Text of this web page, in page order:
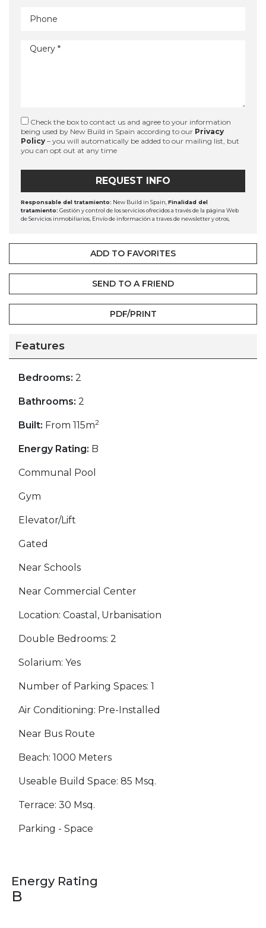
Check the box to contact us and agree to your information
being used by New Build in Spain according to our Privacy
Policy – you will automatically be added to our mailing list, but
you can opt out at any time
REQUEST INFO
Responsable del tratamiento: New Build in Spain, Finalidad del
tratamiento: Gestión y control de los servicios ofrecidos a través de la página Web
de Servicios inmobiliarios, Envío de información a traves de newsletter y otros,
rectificar y suprimir los datos, solicitar la portabilidad de los mismos, oponerse
altratamiento y solicitar la limitación de éste,Procedencia de los datos:
ADD TO FAVORITES
SEND TO A FRIEND
PDF/PRINT
Features
Bedrooms: 2
Bathrooms: 2
Built: From 115m2
Energy Rating: B
Communal Pool
Gym
Elevator/Lift
Gated
Near Schools
Near Commercial Center
Location: Coastal, Urbanisation
Double Bedrooms: 2
Solarium: Yes
Number of Parking Spaces: 1
Air Conditioning: Pre-Installed
Near Bus Route
Beach: 1000 Meters
Useable Build Space: 85 Msq.
Terrace: 30 Msq.
Parking - Space
Energy Rating
B